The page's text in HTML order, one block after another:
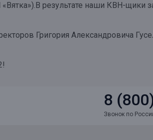
результате наши КВН-щики
Григория Александровича
8
Звонок по